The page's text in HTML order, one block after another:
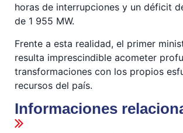
horas de interrupciones y un déficit
de 1 955 MW.
Frente a esta realidad, el primer
resulta imprescindible acometer
transformaciones con los propios
recursos del país.
Informaciones